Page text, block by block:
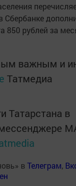
Сбербанке
850 рублей за
важным и
Татмедиа
Татарстана в
в Телеграм,